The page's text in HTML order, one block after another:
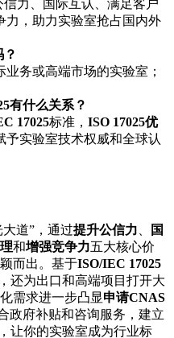
信力、国际互认、满足客户
力，助力实验室抢占国内外
务或高端市场的实验室；
有什么关系？
17025标准， ISO 17025优
予实验室技术权威和全球认
大道”，通过提升公信力
国
和增强竞争力五大核心价
而出。基于ISO/IEC 17025
还为出口和高端项目打开大
需求进一步凸显申请CNAS
政府补贴和咨询服务，建立
，让你的实验室成为行业标